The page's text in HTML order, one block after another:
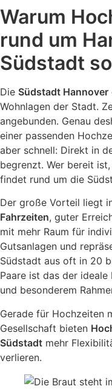
Warum
rund um
Südstadt
Die Südstadt Hannover
Wohnlagen der Stadt.
angebunden. Genau
einer passenden
aber schnell: Direkt in
begrenzt. Wer bereit
findet rund um die
Der große Vorteil liegt
Fahrzeiten, guter
mit mehr Raum für
Gutsanlagen und
Südstadt aus oft in 20
Paare ist das der
und besonderem
Gerade für Hochzeiten
Gesellschaft bieten
Südstadt mehr
verlieren.